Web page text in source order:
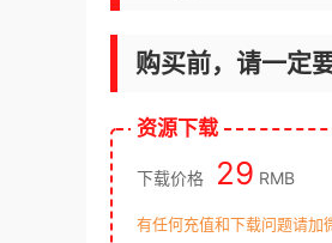
购买前，请一定
资源下载
下载价格 29 RMB
有任何充值和下载问题请